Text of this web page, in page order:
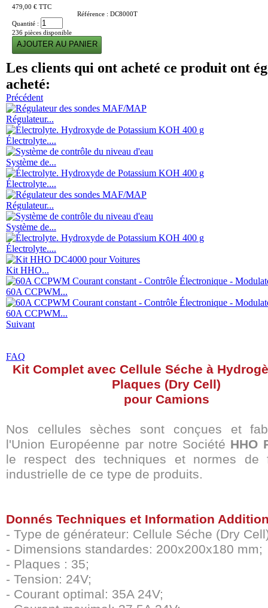
479,00 € TTC
Référence : DC8000T
Quantité :
236 pièces disponible
Les clients qui ont acheté ce produit ont
acheté:
Précédent
Régulateur...
Électrolyte....
Système de...
Électrolyte....
Régulateur...
Système de...
Électrolyte....
Kit HHO...
60A CCPWM...
60A CCPWM...
Suivant
FAQ
Kit Complet avec Cellule Séche à
Plaques (Dry Cell)
pour Camions
Nos cellules sèches sont conçues et
l'Union Européenne par notre Société HHO
le respect des techniques et normes de
industrielle de ce type de produits.
Donnés Techniques et Information
- Type de générateur: Cellule Séche (Dry
- Dimensions standardes: 200x200x180 mm;
- Plaques : 35;
- Tension: 24V;
- Courant optimal: 35A 24V;